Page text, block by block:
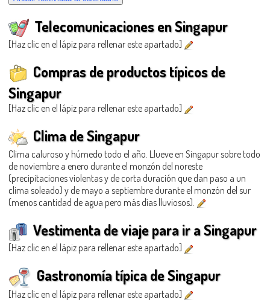
Telecomunicaciones en Singapur
[Haz clic en el lápiz para rellenar este apartado]
Compras de productos típicos de
Singapur
[Haz clic en el lápiz para rellenar este apartado]
Clima de Singapur
Clima caluroso y húmedo todo el año. Llueve en Singapur sobre todo
de noviembre a enero durante el monzón del noreste
(precipitaciones violentas y de corta duración que dan paso a un
clima soleado) y de mayo a septiembre durante el monzón del sur
(menos cantidad de agua pero más días lluviosos).
Vestimenta de viaje para ir a Singapur
[Haz clic en el lápiz para rellenar este apartado]
Gastronomía típica de Singapur
[Haz clic en el lápiz para rellenar este apartado]